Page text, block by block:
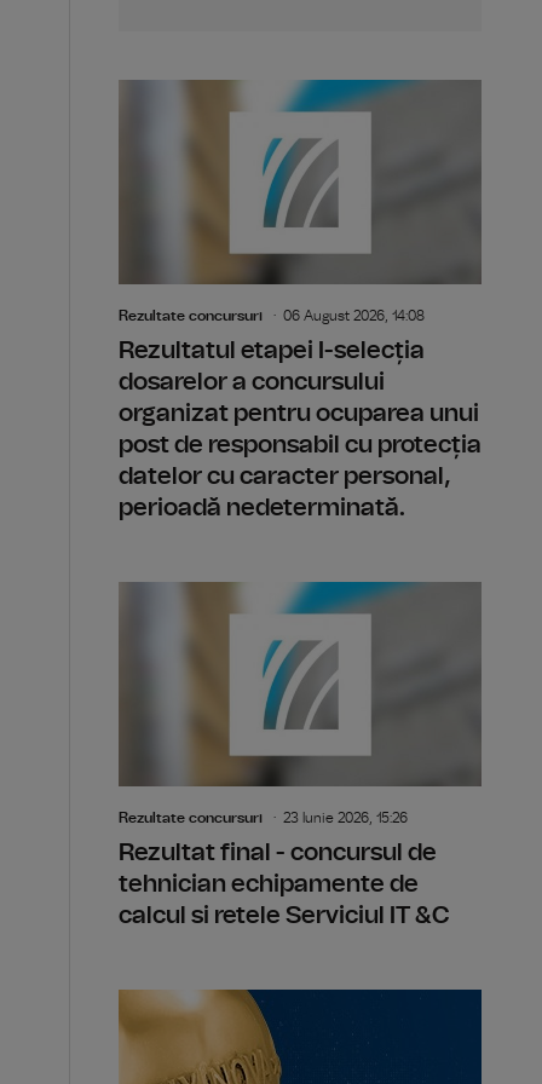
Rezultate concursuri 06 August 2026, 14:08
Rezultatul etapei I-selecția
dosarelor a concursului
organizat pentru ocuparea unui
post de responsabil cu protecția
datelor cu caracter personal,
perioadă nedeterminată.
Rezultate concursuri 23 Iunie 2026, 15:26
Rezultat final - concursul de
tehnician echipamente de
calcul si retele Serviciul IT &C